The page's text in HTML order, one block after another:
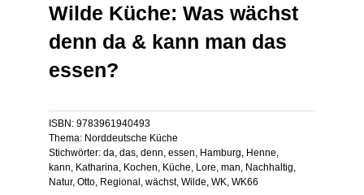
Wilde Küche: Was wächst
denn da & kann man das
essen?
ISBN: 9783961940493
Thema: Norddeutsche Küche
Stichwörter: da, das, denn, essen, Hamburg, Henne,
kann, Katharina, Kochen, Küche, Lore, man, Nachhaltig,
Natur, Otto, Regional , wächst, Wilde, WK, WK66